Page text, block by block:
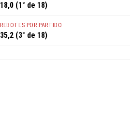
18,0 (1° de 18)
REBOTES POR PARTIDO
35,2 (3° de 18)